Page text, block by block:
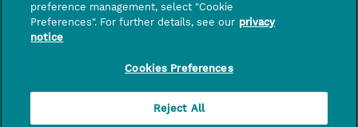
FOLLOWUS
PagoPA S.p.A. – società per azioni con socio unico
– capitale sociale di euro 1,000,000 interamente
CAP 00187 – n. di iscrizione a Registro Imprese di
Roma, CF e P.IVA 15376371009
preference management, select "Cookie
Preferences". For further details, see our privacy
notice
Cookies Preferences
Reject All